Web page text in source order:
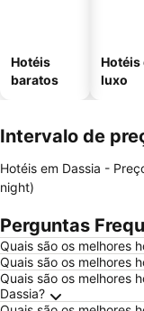
Hotéis
baratos
Hotéis
luxo
Intervalo de
Hotéis em Dassia -
night)
Perguntas
Quais são os melhores
Quais são os melhores
Quais são os melhores
Dassia?